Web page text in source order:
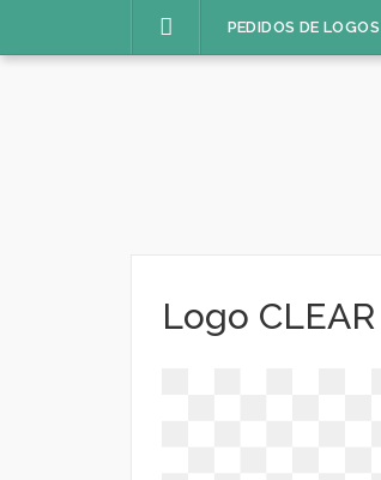
PEDIDOS DE LOGOS
Logo